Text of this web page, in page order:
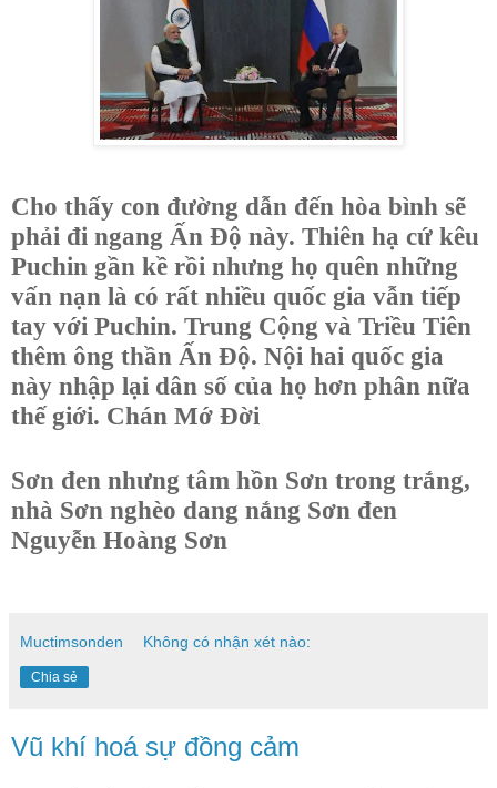
Cho thấy con đường dẫn đến hòa bình sẽ
phải đi ngang Ấn Độ này. Thiên hạ cứ kêu
Puchin gần kề rồi nhưng họ quên những
vấn nạn là có rất nhiều quốc gia vẫn tiếp
tay với Puchin. Trung Cộng và Triều Tiên
thêm ông thần Ấn Độ. Nội hai quốc gia
này nhập lại dân số của họ hơn phân nữa
thế giới. Chán Mớ Đời
Sơn đen nhưng tâm hồn Sơn trong trắng,
nhà Sơn nghèo dang nắng Sơn đen
Nguyễn Hoàng Sơn
Muctimsonden Không có nhận xét nào:
Chia sẻ
Vũ khí hoá sự đồng cảm